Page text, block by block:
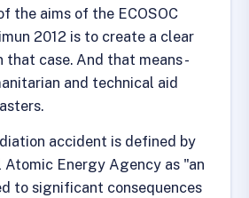
the aims of the ECOSOC
2012 is to create a clear
that case. And that means -
and technical aid
accident is defined by
Energy Agency as "an
to significant consequences